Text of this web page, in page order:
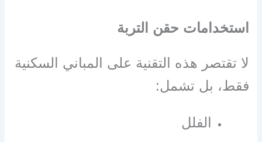
استخدامات حقن التربة
لا تقتصر هذه التقنية على المباني السكنية
فقط، بل تشمل:
الفلل